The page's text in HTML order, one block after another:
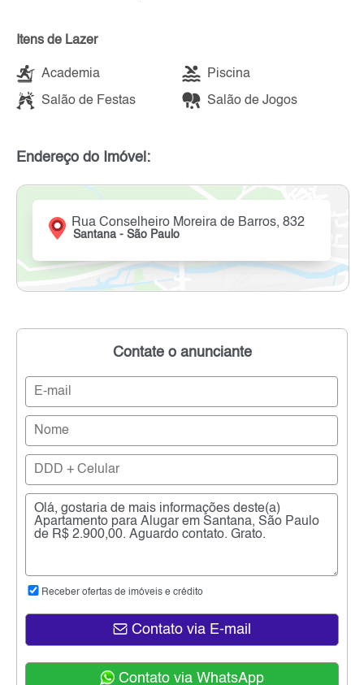
Itens de Lazer
Academia Piscina
Salão de Festas Salão de Jogos
Endereço do Imóvel:
Rua Conselheiro Moreira de Barros, 832
Santana - São Paulo
Contate o anunciante
Receber ofertas de imóveis e crédito
Contato via E-mail
Contato via WhatsApp